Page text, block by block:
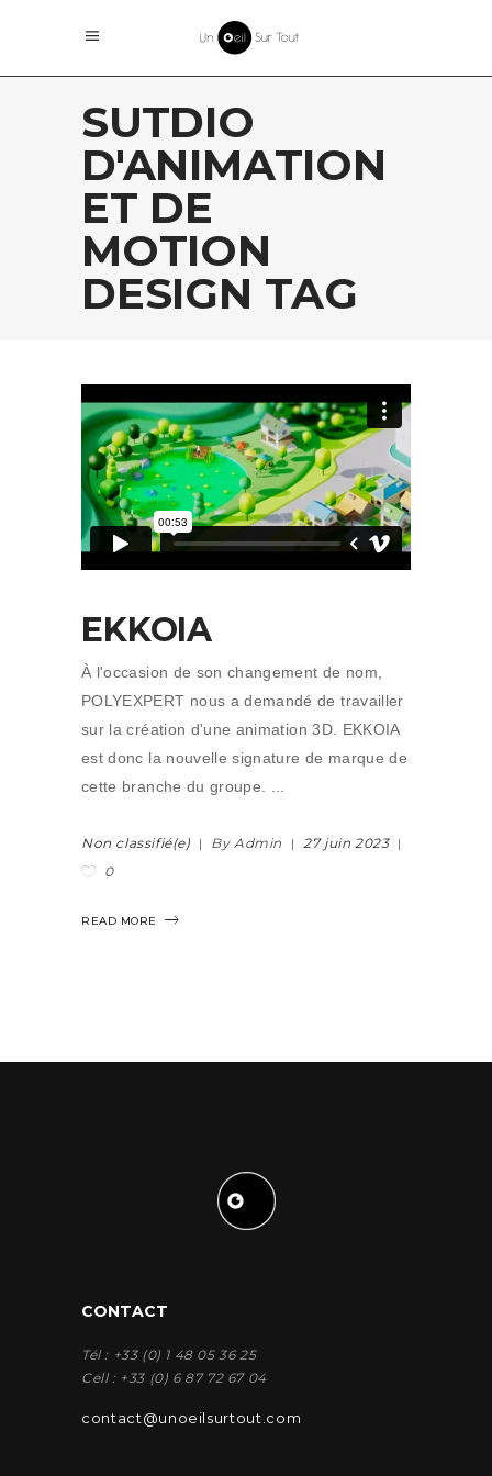
SUTDIO
D'ANIMATION
ET DE
MOTION
DESIGN TAG
EKKOIA
À l'occasion de son changement de nom,
POLYEXPERT nous a demandé de travailler
sur la création d'une animation 3D. EKKOIA
est donc la nouvelle signature de marque de
cette branche du groupe.
Non classifié(e) By Admin
27 juin 2023
0
READ MORE
CONTACT
Tél : +33 (0) 1 48 05 36 25
Cell : +33 (0) 6 87 72 67 04
contact@unoeilsurtout.com